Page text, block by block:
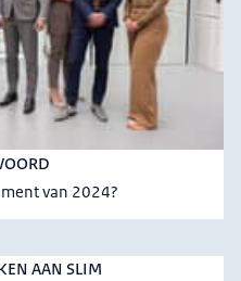
van 2024?
AAN SLIM